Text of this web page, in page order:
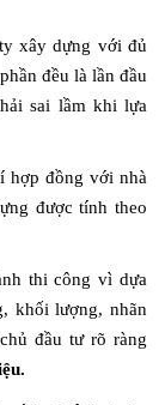
xây dựng với đủ
đều là lần đầu
sai lầm khi lựa
hợp đồng với nhà
được tính theo
thi công vì dựa
khối lượng, nhãn
đầu tư rõ ràng